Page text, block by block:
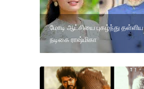
மோடி ஆட்சியை புகழ்ந்து தள்ளிய
நடிகை ராஷ்மிகா